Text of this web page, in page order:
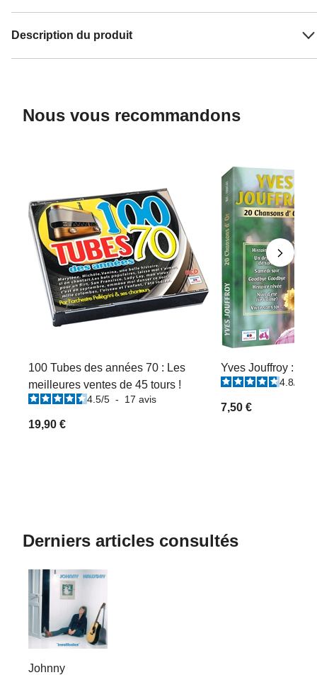
Description du produit
Nous vous recommandons
100 Tubes des années 70 : Les
meilleures ventes de 45 tours !
4.5/5 - 17 avis
19,90 €
Yves Jouffroy : 20
4.8/
7,50 €
Derniers articles consultés
Johnny